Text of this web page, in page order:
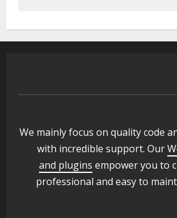
تخفيض الرسوم الدراسية لهذا العام
التربية والتعليم بالولاية يدشن ورشة
أغسطس 3, 2026
الاخبار الاخبار
مدير إدارة الجودة و التطوير الإداري
بوزارة التربية تشارك الملتقي التنسيقي
We mainly focus on quality code
with incredible support. Our
and plugins empower you to
professional and easy to